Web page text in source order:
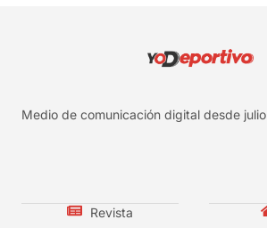
Medio de comunicación digital desde
Revista